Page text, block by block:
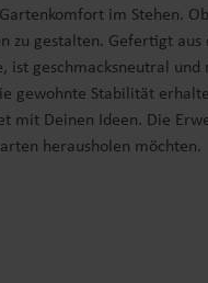
im Stehen.
zu gestalten. Gefertigt
geschmacksneutral
Stabilität
mit Deinen Ideen. Die
herausholen möchten.